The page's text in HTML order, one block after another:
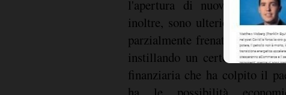
l'apertura di nuovi cantieri.
inoltre, sono ulteriormente
parzialmente frenato anche gli
instillando un certo
finanziaria che ha colpito il